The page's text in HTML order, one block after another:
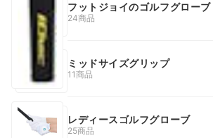
フットジョイのゴルフグローブ
24商品
ミッドサイズグリップ
11商品
レディースゴルフグローブ
25商品